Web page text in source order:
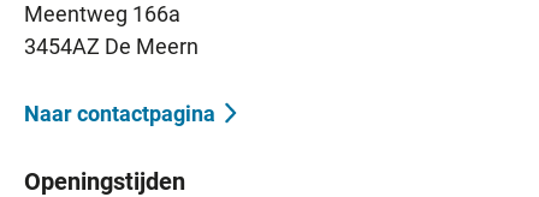
Meentweg 166a
3454AZ De Meern
Naar contactpagina
Openingstijden